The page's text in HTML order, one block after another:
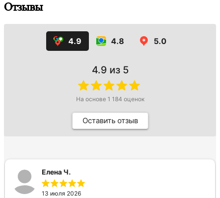
Отзывы
4.9 4.8 5.0
4.9 из 5
На основе 1 184 оценок
Оставить отзыв
Елена Ч.
13 июля 2026